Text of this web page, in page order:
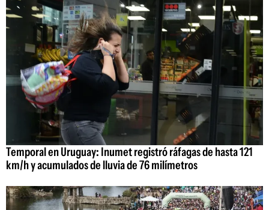
Temporal en Uruguay: Inumet registró ráfagas de hasta 121
km/h y acumulados de lluvia de 76 milímetros